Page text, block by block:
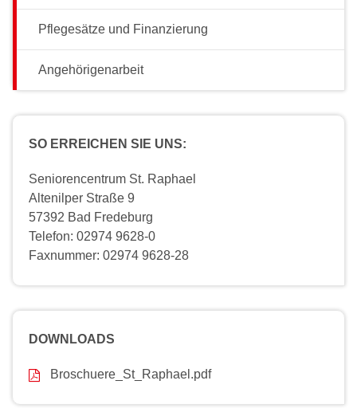
Pflegesätze und Finanzierung
Angehörigenarbeit
SO ERREICHEN SIE UNS:
Seniorencentrum St. Raphael
Altenilper Straße 9
57392 Bad Fredeburg
Telefon: 02974 9628-0
Faxnummer: 02974 9628-28
DOWNLOADS
Broschuere_St_Raphael.pdf